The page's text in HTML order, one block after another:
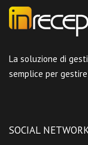
La soluzione di
semplice per
SOCIAL